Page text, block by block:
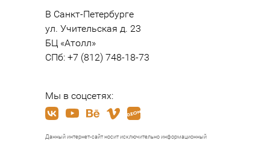
В Санкт-Петербурге
ул. Учительская д. 23
БЦ «Атолл»
СПб: +7 (812) 748-18-73
Мы в соцсетях:
Данный интернет-сайт носит исключительно информационный